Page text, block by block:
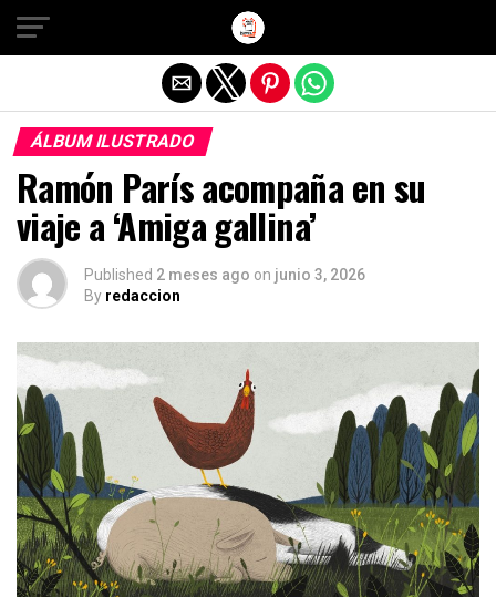
ÁLBUM ILUSTRADO
Ramón París acompaña en su
viaje a ‘Amiga gallina’
Published 2 meses ago on junio 3, 2026
By redaccion
Salir de la versión móvil